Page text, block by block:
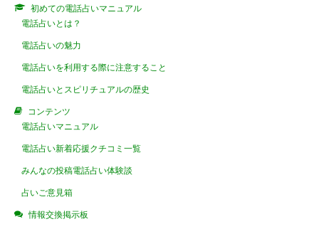
初めての電話占いマニュアル
電話占いとは？
電話占いの魅力
電話占いを利用する際に注意すること
電話占いとスピリチュアルの歴史
コンテンツ
電話占いマニュアル
電話占い新着応援クチコミ一覧
みんなの投稿電話占い体験談
占いご意見箱
情報交換掲示板